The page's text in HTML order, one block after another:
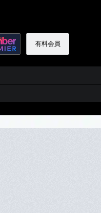
有料会員